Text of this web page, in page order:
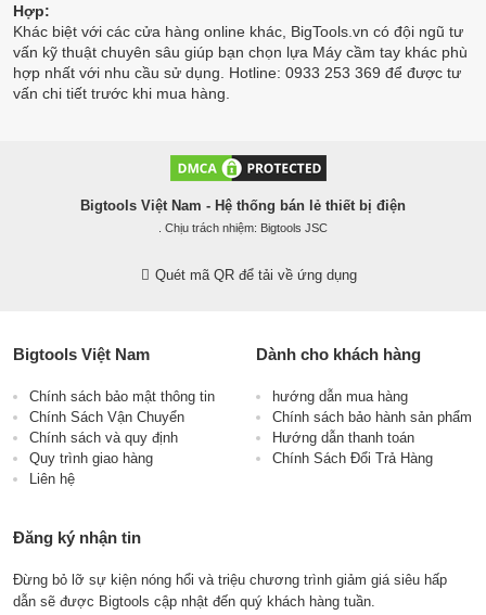
Hợp:
Khác biệt với các cửa hàng online khác, BigTools.vn có đội ngũ tư
vấn kỹ thuật chuyên sâu giúp bạn chọn lựa Máy cầm tay khác phù
hợp nhất với nhu cầu sử dụng. Hotline: 0933 253 369 để được tư
vấn chi tiết trước khi mua hàng.
Bigtools Việt Nam - Hệ thống bán lẻ thiết bị điện
. Chịu trách nhiệm: Bigtools JSC
Quét mã QR để tải về ứng dụng
Bigtools Việt Nam
Chính sách bảo mật thông tin
Chính Sách Vận Chuyển
Chính sách và quy định
Quy trình giao hàng
Liên hệ
Dành cho khách hàng
hướng dẫn mua hàng
Chính sách bảo hành sản phẩm
Hướng dẫn thanh toán
Chính Sách Đổi Trả Hàng
Đăng ký nhận tin
Đừng bỏ lỡ sự kiện nóng hổi và triệu chương trình giảm giá siêu hấp
dẫn sẽ được Bigtools cập nhật đến quý khách hàng tuần.